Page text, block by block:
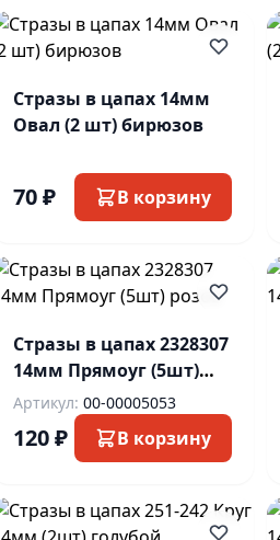
Стразы в цапах 14мм
Овал (2 шт) бирюзов
70 ₽ В корзину
Стразы в цапах 2328307
14мм Прямоуг (5шт)
розов
Артикул: 00-00005053
120 ₽ В корзину